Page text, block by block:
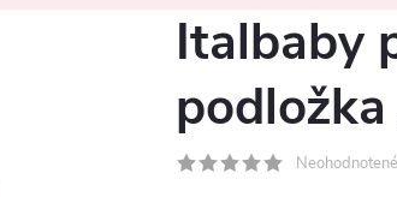
Italbaby
podložka
Neohodnotené